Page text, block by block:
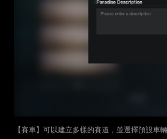
【賽車】可以建立多樣的賽道，並選擇預設